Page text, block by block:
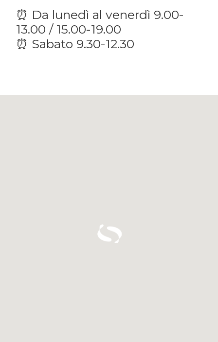
⏰ Da lunedì al venerdì 9.00-
13.00 / 15.00-19.00
⏰ Sabato 9.30-12.30